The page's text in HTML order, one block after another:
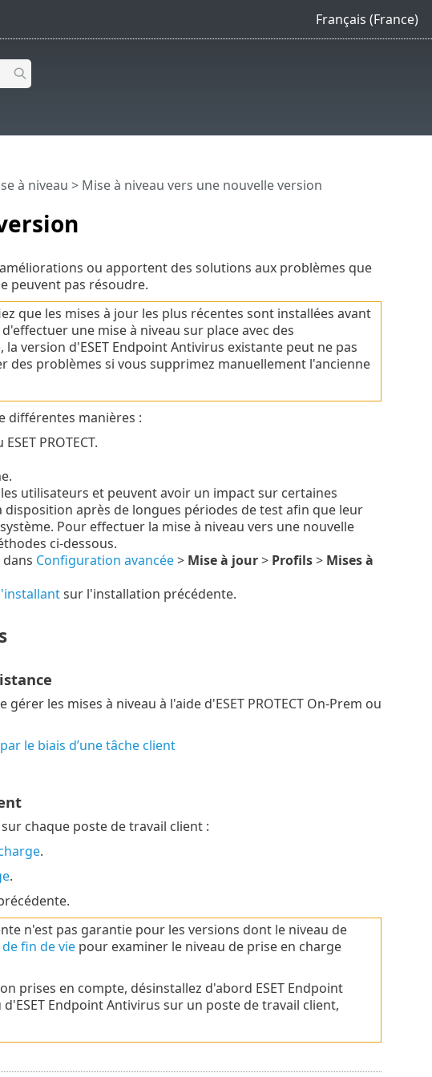
Français (France)
à niveau > Mise à niveau vers une nouvelle version
ou apportent des solutions aux problèmes que
peuvent pas résoudre.
que les mises à jour les plus récentes sont installées avant
une mise à niveau sur place avec des
version d'ESET Endpoint Antivirus existante peut ne pas
problèmes si vous supprimez manuellement l'ancienne
différentes manières :
PROTECT.
utilisateurs et peuvent avoir un impact sur certaines
après de longues périodes de test afin que leur
Pour effectuer la mise à niveau vers une nouvelle
ci-dessous.
dans Configuration avancée> Mise à jour> Profils> Mises à
sur l'installation précédente.
les mises à niveau à l'aide d'ESET PROTECT On-Prem ou
le biais d’une tâche client
chaque poste de travail client :
.
.
n'est pas garantie pour les versions dont le niveau de
fin de viepour examiner le niveau de prise en charge
prises en compte, désinstallez d'abord ESET Endpoint
Endpoint Antivirus sur un poste de travail client,